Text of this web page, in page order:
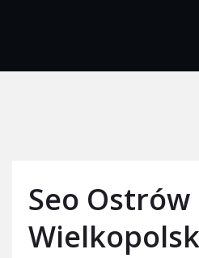
Seo Ostrów